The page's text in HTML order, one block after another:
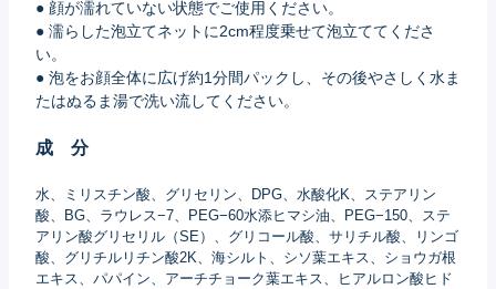
● 顔が濡れていない状態でご使用ください。
● 濡らした泡立てネットに2cm程度乗せて泡立ててくださ
い。
● 泡をお顔全体に広げ約1分間パックし、その後やさしく水ま
たはぬるま湯で洗い流してください。
成 分
水、ミリスチン酸、グリセリン、DPG、水酸化K、ステアリン
酸、BG、ラウレス−7、PEG−60水添ヒマシ油、PEG−150、ステ
アリン酸グリセリル（SE）、グリコール酸、サリチル酸、リンゴ
酸、グリチルリチン酸2K、海シルト、シソ葉エキス、ショウガ根
エキス、パパイン、アーチチョーク葉エキス、ヒアルロン酸ヒド